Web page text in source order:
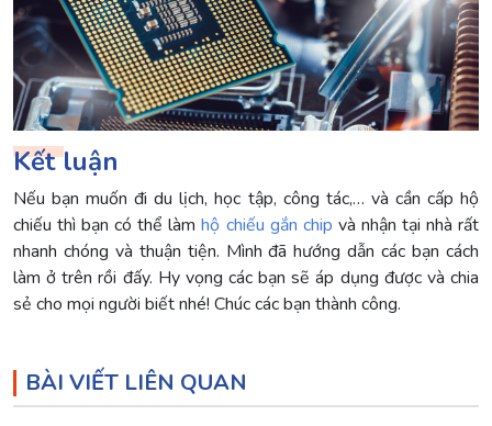
Kết luận
Nếu bạn muốn đi du lịch, học tập, công tác,… và cần cấp hộ
chiếu thì bạn có thể làmhộ chiếu gắn chip và nhận tại nhà rất
nhanh chóng và thuận tiện. Mình đã hướng dẫn các bạn cách
làm ở trên rồi đấy. Hy vọng các bạn sẽ áp dụng được và chia
sẻ cho mọi người biết nhé! Chúc các bạn thành công.
BÀI VIẾT LIÊN QUAN